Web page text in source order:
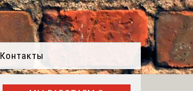
Контакты